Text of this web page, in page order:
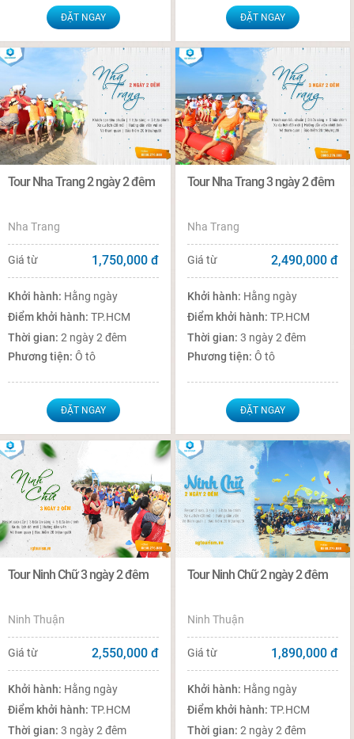
ĐẶT NGAY ĐẶT NGAY
Tour Nha Trang 2 ngày 2 đêm
Nha Trang
Giá từ 1,750,000 đ
Khởi hành: Hằng ngày
Điểm khởi hành:TP.HCM
Thời gian:2 ngày 2 đêm
Phương tiện:Ô tô
ĐẶT NGAY
Tour Nha Trang 3 ngày 2 đêm
Nha Trang
Giá từ 2,490,000 đ
Khởi hành: Hằng ngày
Điểm khởi hành:TP.HCM
Thời gian:3 ngày 2 đêm
Phương tiện:Ô tô
ĐẶT NGAY
Tour Ninh Chữ 3 ngày 2 đêm
Ninh Thuận
Giá từ 2,550,000 đ
Khởi hành: Hằng ngày
Điểm khởi hành:TP.HCM
Thời gian:3 ngày 2 đêm
Tour Ninh Chữ 2 ngày 2 đêm
Ninh Thuận
Giá từ 1,890,000 đ
Khởi hành: Hằng ngày
Điểm khởi hành:TP.HCM
Thời gian:2 ngày 2 đêm